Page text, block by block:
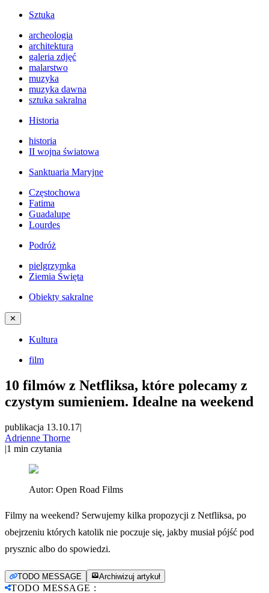
Sztuka
archeologia
architektura
galeria zdjęć
malarstwo
muzyka
muzyka dawna
sztuka sakralna
Historia
historia
II wojna światowa
Sanktuaria Maryjne
Częstochowa
Fatima
Guadalupe
Lourdes
Podróż
pielgrzymka
Ziemia Święta
Obiekty sakralne
✕
Kultura
film
10 filmów z Netfliksa, które polecamy z
czystym sumieniem. Idealne na weekend
publikacja 13.10.17|
Adrienne Thorne
|1 min czytania
Autor: Open Road Films
Filmy na weekend? Serwujemy kilka propozycji z Netfliksa, po
obejrzeniu których katolik nie poczuje się, jakby musiał pójść pod
prysznic albo do spowiedzi.
TODO MESSAGE Archiwizuj artykuł
TODO MESSAGE :